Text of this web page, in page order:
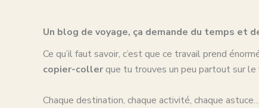
Un blog de voyage, ça demande du temps et
Ce qu’il faut savoir, c’est que ce travail prend
copier-collerque tu trouves un peu partout sur
Chaque destination, chaque activité, chaque